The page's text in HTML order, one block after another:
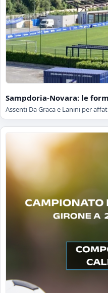
Sampdoria-Novara: le
Assenti Da Graca e Lanini per